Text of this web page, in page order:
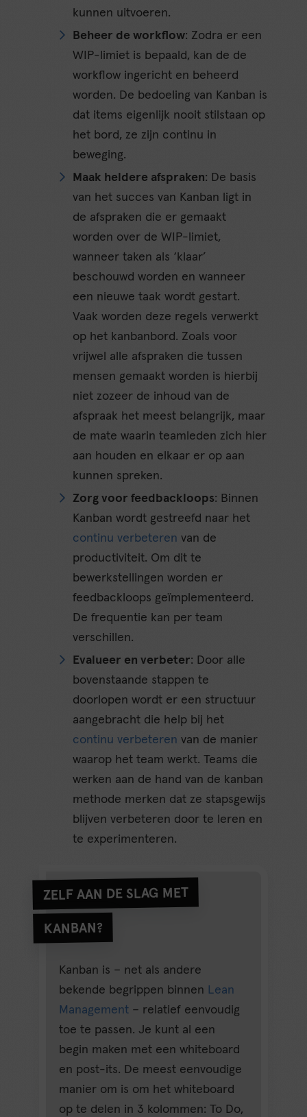
kunnen uitvoeren.
Beheer de workflow: Zodra er een
WIP-limiet is bepaald, kan de de
workflow ingericht en beheerd
worden. De bedoeling van Kanban is
dat items eigenlijk nooit stilstaan op
het bord, ze zijn continu in
beweging.
Maak heldere afspraken: De basis
van het succes van Kanban ligt in
de afspraken die er gemaakt
worden over de WIP-limiet,
wanneer taken als ‘klaar’
beschouwd worden en wanneer
een nieuwe taak wordt gestart.
Vaak worden deze regels verwerkt
op het kanbanbord. Zoals voor
vrijwel alle afspraken die tussen
mensen gemaakt worden is hierbij
niet zozeer de inhoud van de
afspraak het meest belangrijk, maar
de mate waarin teamleden zich hier
aan houden en elkaar er op aan
kunnen spreken.
Zorg voor feedbackloops: Binnen
Kanban wordt gestreefd naar het
continu verbeteren van de
productiviteit. Om dit te
bewerkstellingen worden er
feedbackloops geïmplementeerd.
De frequentie kan per team
verschillen.
Evalueer en verbeter: Door alle
bovenstaande stappen te
doorlopen wordt er een structuur
aangebracht die help bij het
continu verbeteren van de manier
waarop het team werkt. Teams die
werken aan de hand van de kanban
methode merken dat ze stapsgewijs
blijven verbeteren door te leren en
te experimenteren.
ZELF AAN DE SLAG MET
KANBAN?
Kanban is – net als andere
bekende begrippen binnen Lean
Management – relatief eenvoudig
toe te passen. Je kunt al een
begin maken met een whiteboard
en post-its. De meest eenvoudige
manier om is om het whiteboard
op te delen in 3 kolommen: To Do,